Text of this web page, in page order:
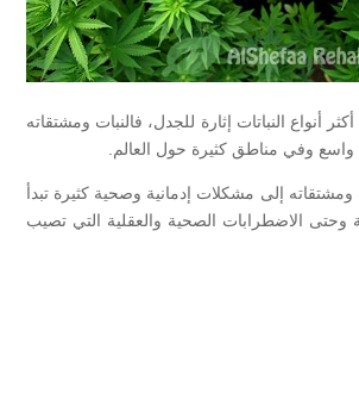
أنواع النباتات إثارة للجدل، فالنبات ومشتقاته
وفي مناطق كثيرة حول العالم.
إلى مشكلات إدمانية وصحية كثيرة تبدأ
وحتى الاضطرابات الصحية والعقلية التي تصيب